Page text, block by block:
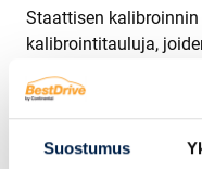
Suostumus
Staattisen
kalibrointitauluja,
Kalibrointitaulujen
millimetrin
tunnistamaan kohteet